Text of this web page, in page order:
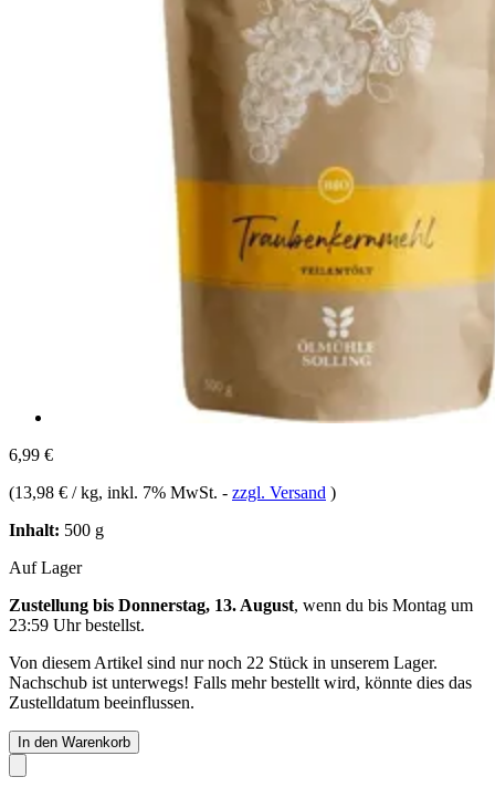
6,99 €
(13,98 € / kg, inkl. 7% MwSt. - zzgl. Versand )
Inhalt: 500 g
Auf Lager
Zustellung bis Donnerstag, 13. August, wenn du bis Montag um
23:59 Uhrbestellst.
Von diesem Artikel sind nur noch 22 Stück in unserem Lager.
Nachschub ist unterwegs! Falls mehr bestellt wird, könnte dies das
Zustelldatum beeinflussen.
In den Warenkorb